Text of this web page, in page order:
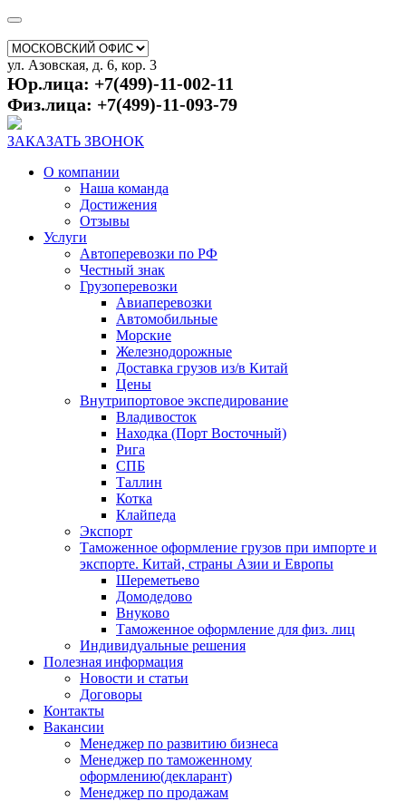
ул. Азовская, д. 6, кор. 3
Юр.лица: +7(499)-11-002-11
Физ.лица: +7(499)-11-093-79
ЗАКАЗАТЬ ЗВОНОК
О компании
Наша команда
Достижения
Отзывы
Услуги
Автоперевозки по РФ
Честный знак
Грузоперевозки
Авиаперевозки
Автомобильные
Морские
Железнодорожные
Доставка грузов из/в Китай
Цены
Внутрипортовое экспедирование
Владивосток
Находка (Порт Восточный)
Рига
СПБ
Таллин
Котка
Клайпеда
Экспорт
Таможенное оформление грузов при импорте и
экспорте. Китай, страны Азии и Европы
Шереметьево
Домодедово
Внуково
Таможенное оформление для физ. лиц
Индивидуальные решения
Полезная информация
Новости и статьи
Договоры
Контакты
Вакансии
Менеджер по развитию бизнеса
Менеджер по таможенному
оформлению(декларант)
Менеджер по продажам